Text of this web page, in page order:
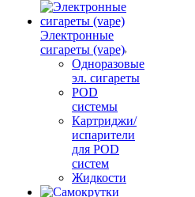
Электронные
сигареты (vape)
Одноразовые
эл. сигареты
POD
системы
Картриджи/
испарители
для POD
систем
Жидкости